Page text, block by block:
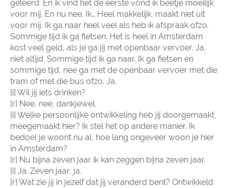
geleerd. En ik vind het de eerste vond ik beetje moeilijk
voor mij. En nu nee. Ik… Heel makkelijk, maakt niet uit
voor mij. Ik ga naar heel veel als heb ik afspraak ofzo.
Sommige tijd ik ga fietsen. Het is heel in Amsterdam
kost veel geld, als je ga jij met openbaar vervoer. Ja,
niet altijd. Sommige tijd ik ga naar. Ik ga fietsen en
sommige tijd, nee ga met de openbaar vervoer met die
tram of met die bus ofzo. Ja.
[i] Wil jij iets drinken?
[r] Nee, nee, dankjewel.
[i] Welke persoonlijke ontwikkeling heb jij doorgemaakt,
meegemaakt hier? Ik stel het op andere manier. Ik
bedoel je woont nu al, hoe lang ongeveer woon je hier
in Amsterdam?
[r] Nu bijna zeven jaar ik kan zeggen bijna zeven jaar.
[i] Ja. Zeven jaar, ja.
[r] Wat zie jij in jezelf dat jij veranderd bent? Ontwikkeld